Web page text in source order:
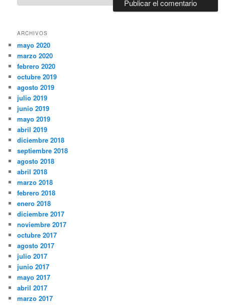
ARCHIVOS
mayo 2020
marzo 2020
febrero 2020
octubre 2019
agosto 2019
julio 2019
junio 2019
mayo 2019
abril 2019
diciembre 2018
septiembre 2018
agosto 2018
abril 2018
marzo 2018
febrero 2018
enero 2018
diciembre 2017
noviembre 2017
octubre 2017
agosto 2017
julio 2017
junio 2017
mayo 2017
abril 2017
marzo 2017